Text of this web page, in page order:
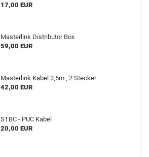
17,00 EUR
Masterlink Distributor Box
59,00 EUR
Masterlink Kabel 3,5m , 2 Stecker
42,00 EUR
STBC - PUC Kabel
20,00 EUR